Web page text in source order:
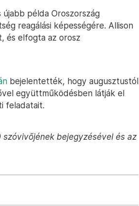
példa Oroszország
reagálási képességére. Allison
és elfogta az orosz
bejelentették, hogy augusztustól
együttműködésben látják el
feladatait.
bejegyzésével és az